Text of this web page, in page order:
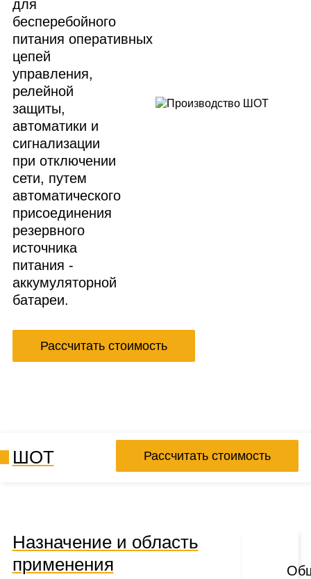
для
бесперебойного
питания оперативных
цепей
управления,
релейной
защиты,
автоматики и
сигнализации
при отключении
сети, путем
автоматического
присоединения
резервного
источника
питания -
аккумуляторной
батареи.
Рассчитать стоимость
ШОТ Рассчитать стоимость
Назначение и область
применения